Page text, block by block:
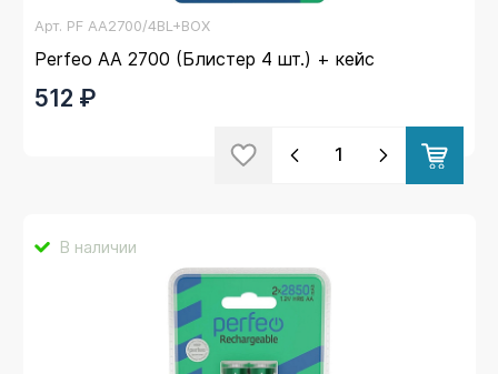
Арт. PF AA2700/4BL+BOX
Perfeo AA 2700 (Блистер 4 шт.) + кейс
512 ₽
В наличии